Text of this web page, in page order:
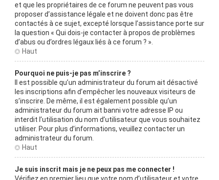
et que les propriétaires de ce forum ne peuvent pas vous
proposer d’assistance légale et ne doivent donc pas être
contactés à ce sujet, excepté lorsque l’assistance porte sur
la question « Qui dois-je contacter à propos de problèmes
d’abus ou d’ordres légaux liés à ce forum ? ».
Haut
Pourquoi ne puis-je pas m’inscrire ?
Il est possible qu’un administrateur du forum ait désactivé
les inscriptions afin d’empêcher les nouveaux visiteurs de
s’inscrire. De même, il est également possible qu’un
administrateur du forum ait banni votre adresse IP ou
interdit l’utilisation du nom d’utilisateur que vous souhaitez
utiliser. Pour plus d’informations, veuillez contacter un
administrateur du forum.
Haut
Je suis inscrit mais je ne peux pas me connecter !